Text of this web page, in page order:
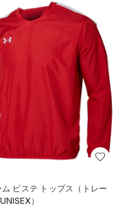
ピステ トップス（トレー
）